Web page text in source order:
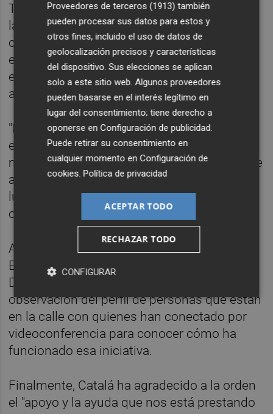
Ttambién ha afirmado que la radiología de
las situaciones de sinhogarismo es
compleja porque muchas personas que
están en la calle tienen una patología dual,
es decir, problemas de salud mental o de
adición o ambos.
"Esto nos está haciendo aterrizar mucho en
el diagnóstico y en la hoja de ruta porque en
muchos casos es difícil que voluntariamente
abandonen la calle al no querer estar en un
lugar en el que no puede consumir alcohol u
otras sustancias", ha explicado.
Asimismo, la alcaldesa ha citado el proyecto
ESMES, puesto en marcha por Sant Joan de
Déu en Barcelona, y que surge a raíz de la
observación del perfil de personas que están
en la calle con quienes han conectado por
videoconferencia para conocer cómo ha
funcionado esa iniciativa.
Finalmente, Catalá ha agradecido a la orden
el "apoyo y la ayuda que nos está prestando
Proveedores de terceros (1913) también
pueden procesar sus datos para estos y
otros fines, incluido el uso de datos de
geolocalización precisos y características
del dispositivo. Sus elecciones se aplican
solo a este sitio web. Algunos proveedores
pueden basarse en el interés legítimo en
lugar del consentimiento; tiene derecho a
oponerse enConfiguración de publicidad.
Puede retirar su consentimiento en
cualquier momento enConfiguración de
cookies.Política de privacidad
ACEPTAR TODO
RECHAZAR TODO
CONFIGURAR